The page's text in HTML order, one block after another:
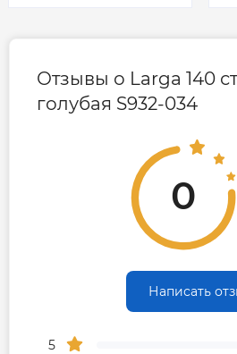
Отзывы о Larga 140
голубая S932-034
0
Написать
5